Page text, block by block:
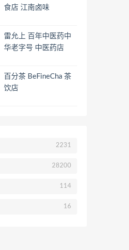
食店 江南卤味
雷允上 百年中医药中
华老字号 中医药店
百分茶 BeFineCha 茶
饮店
2231
28200
114
16